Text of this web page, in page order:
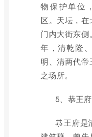
物保护单位
区。天坛，
门内大街东
年，清乾隆
明、清两代
之场所。
5、恭王府
恭王府是